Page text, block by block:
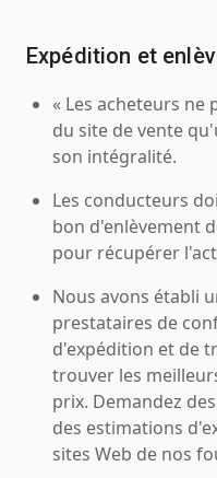
Expédition et
« Les acheteurs
du site de vente
son intégralité.
Les conducteurs
bon d'enlèvement
pour récupérer
Nous avons établi
prestataires de
d'expédition et de
trouver les
prix. Demandez
des estimations
sites Web de nos